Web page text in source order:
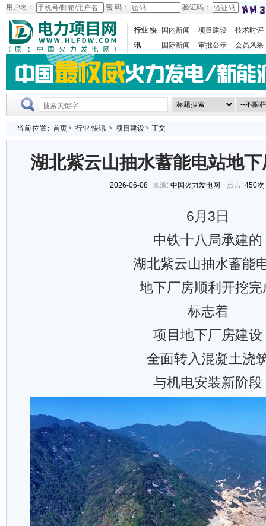
用户名： 密 码： 验证码：
行业 快
讯
国内新闻 项目建设
技术时评
国际新闻
审批公示 会员风采
当前位置: 首页> 行业 快讯 > 项目建设> 正文
湖北紫云山抽水蓄能电站地
2026-06-08 来源: 中国火力发电网 点击: 450次
6月3日
中铁十八局承建的
湖北紫云山抽水蓄能
地下厂房顺利开挖完
标志着
项目地下厂房建设
全面转入混凝土浇
与机电安装新阶段